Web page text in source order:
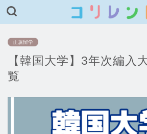
正規留学
【韓国大学】3年次編入
覧